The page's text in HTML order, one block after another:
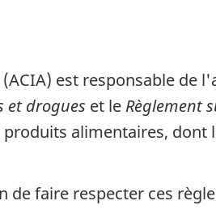
est responsable de
et drogues et le Règlement
alimentaires,
faire respecter ces